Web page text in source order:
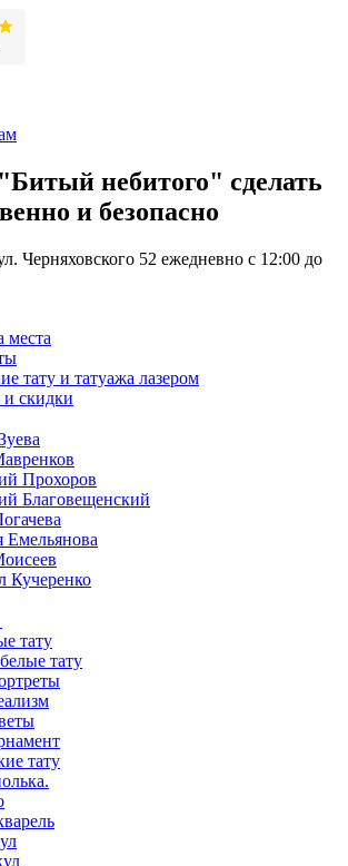
небитого" сделать
и безопасно
Черняховского 52 ежедневно с 12:00 до
места
тату и татуажа лазером
скидки
Прохоров
Благовещенский
Емельянова
Кучеренко
тату
тату
тату